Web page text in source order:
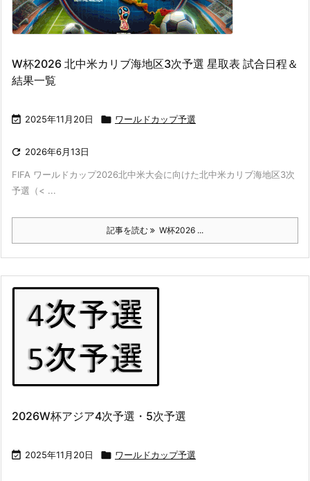
W杯2026 北中米カリブ海地区3次予選 星取表 試合日程＆
結果一覧
 2025年11月20日  ワールドカップ予選
 2026年6月13日
FIFA ワールドカップ2026北中米大会に向けた北中米カリブ海地区3次
予選（< ...
記事を読む W杯2026 ...
2026W杯アジア4次予選・5次予選
 2025年11月20日  ワールドカップ予選